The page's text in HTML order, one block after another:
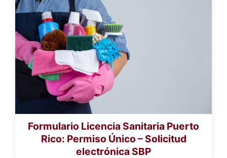
Formulario Licencia Sanitaria Puerto
Rico: Permiso Único – Solicitud
electrónica SBP